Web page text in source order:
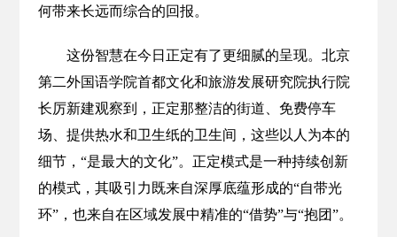
何带来长远而综合的回报。
这份智慧在今日正定有了更细腻的呈现。北京
第二外国语学院首都文化和旅游发展研究院执行院
长厉新建观察到，正定那整洁的街道、免费停车
场、提供热水和卫生纸的卫生间，这些以人为本的
细节，“是最大的文化”。正定模式是一种持续创新
的模式，其吸引力既来自深厚底蕴形成的“自带光
环”，也来自在区域发展中精准的“借势”与“抱团”。